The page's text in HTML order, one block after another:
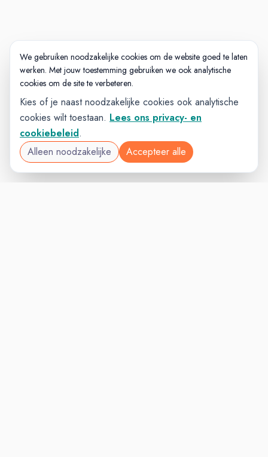
We gebruiken noodzakelijke cookies om de website goed te laten
werken. Met jouw toestemming gebruiken we ook analytische
cookies om de site te verbeteren.
Kies of je naast noodzakelijke cookies ook analytische
cookies wilt toestaan. Lees ons privacy- en
cookiebeleid.
Alleen noodzakelijke
Accepteer alle